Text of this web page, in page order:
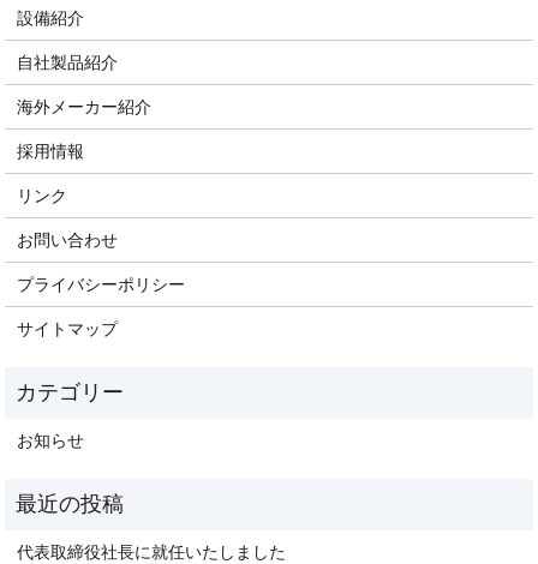
設備紹介
自社製品紹介
海外メーカー紹介
採用情報
リンク
お問い合わせ
プライバシーポリシー
サイトマップ
お知らせ
代表取締役社長に就任いたしました